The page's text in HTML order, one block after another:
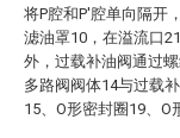
将P腔和P′腔单向隔开
滤油罩10，在溢流口
外，过载补油阀通过
多路阀阀体14与过载
15、O形密封圈19、O